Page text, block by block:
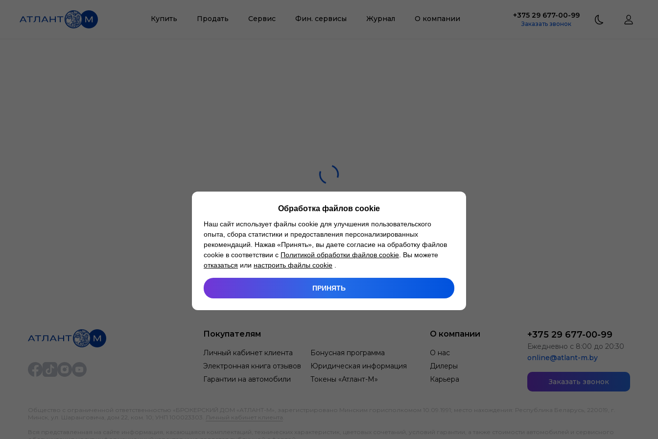
Купить Продать Сервис Фин. сервисы Журнал О компании +375 29 677-00-99
Заказать звонок
Покупателям
Личный кабинет клиента
Бонусная программа
Электронная книга отзывов
Юридическая информация
Гарантии на автомобили
Токены «Атлант-М»
О компании
О нас
Дилеры
Карьера
+375 29 677-00-99
Ежедневно с 8:00 до 20:30
online@atlant-m.by
Заказать звонок
Общество с ограниченной ответственностью «БРОКЕРСКИЙ ДОМ «АТЛАНТ-М», зарегистрировано Минским горисполкомом 10.09.1991; место нахождения: Республика Беларусь, 220019, г.
Минск, ул. Шаранговича, дом 22, ком. 10; УНП 100023303.
Личный кабинет клиента
Вся представленная на сайте информация, касающаяся комплектаций, технических характеристик, цветовых сочетаний, условий гарантии, а также стоимости автомобилей и сервисного
Обработка файлов cookie
Наш сайт использует файлы cookie для улучшения пользовательского
опыта, сбора статистики и предоставления персонализированных
рекомендаций. Нажав «Принять», вы даете согласие на обработку файлов
cookie в соответствии с Политикой обработки файлов cookie . Вы можете
отказаться или настроить файлы cookie
ПРИНЯТЬ